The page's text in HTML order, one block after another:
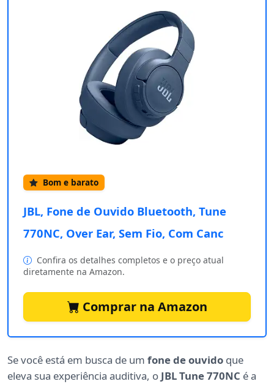
Bom e barato
JBL, Fone de Ouvido Bluetooth, Tune
770NC, Over Ear, Sem Fio, Com Canc
Confira os detalhes completos e o preço atual
diretamente na Amazon.
Comprar na Amazon
Se você está em busca de um fone de ouvido que
eleva sua experiência auditiva, o JBL Tune 770NC é a